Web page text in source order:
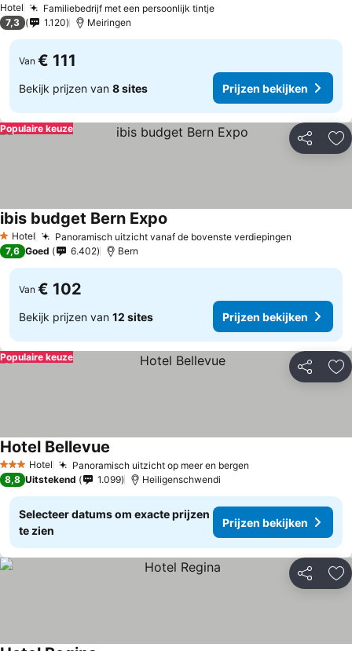
Hotel Familiebedrijf met een persoonlijk tintje
7,3 1.120 Meiringen
Van € 111
Bekijk prijzen van 8 sites Prijzen bekijken
Delen
Populaire keuze
1 Sterren
Hotel Panoramisch uitzicht vanaf de bovenste verdiepingen
ibis budget Bern Expo
7,6 Goed 6.402 Bern
Van € 102
Bekijk prijzen van 12 sites Prijzen bekijken
Delen
Populaire keuze
3 SterrenHotel Panoramisch uitzicht op meer en bergen
Hotel Bellevue
8,8 Uitstekend 1.099 Heiligenschwendi
Selecteer datums om exacte prijzen
te zien
Prijzen bekijken
Delen